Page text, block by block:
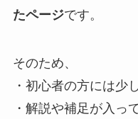
たページです。
そのため、
・初心者の方には少
・解説や補足が入っ